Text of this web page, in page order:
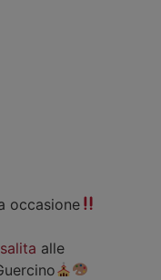
occasione
alle